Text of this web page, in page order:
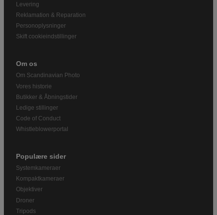
Levering
Reklamation & Reparation
Personoplysninger
Skift cookieindstillinger
Om os
Om Scandinavian Photo
Vores historie
Butikker & Åbningstider
Ledige stillinger
Code of Conduct
Whistleblowerportal
Populære sider
Systemkameraer
Kompaktkameraer
Objektiver
Droner
Tripods